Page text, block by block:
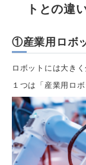
トとの違
①産業用ロボ
ロボットには大き
１つは「産業用ロボ